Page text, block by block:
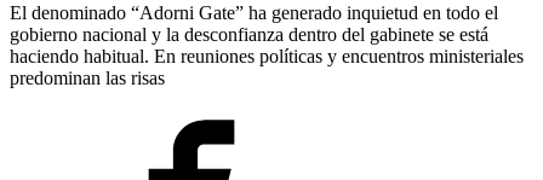
El denominado “Adorni Gate” ha generado inquietud en todo el
gobierno nacional y la desconfianza dentro del gabinete se está
haciendo habitual. En reuniones políticas y encuentros ministeriales
predominan las risas